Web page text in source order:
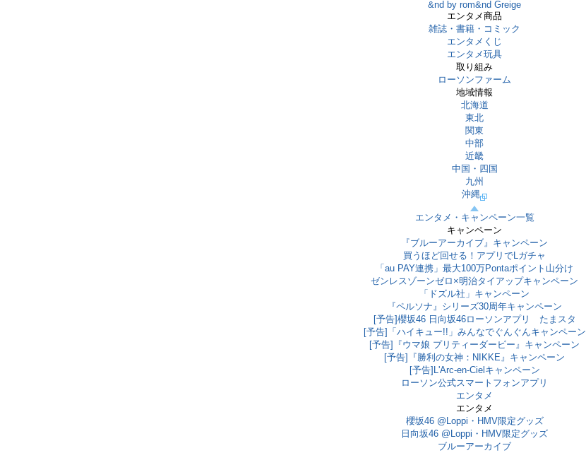
&nd by rom&nd Greige
エンタメ商品
雑誌・書籍・コミック
エンタメくじ
エンタメ玩具
取り組み
ローソンファーム
地域情報
北海道
東北
関東
中部
近畿
中国・四国
九州
沖縄
エンタメ・キャンペーン一覧
キャンペーン
『ブルーアーカイブ』キャンペーン
買うほど回せる！アプリでLガチャ
「au PAY連携」最大100万Pontaポイント山分け
ゼンレスゾーンゼロ×明治タイアップキャンペーン
「ドズル社」キャンペーン
『ペルソナ』シリーズ30周年キャンペーン
[予告]櫻坂46 日向坂46ローソンアプリ たまスタ
[予告]「ハイキュー!!」みんなでぐんぐんキャンペーン
[予告]『ウマ娘 プリティーダービー』キャンペーン
[予告]『勝利の女神：NIKKE』キャンペーン
[予告]L'Arc-en-Cielキャンペーン
ローソン公式スマートフォンアプリ
エンタメ
エンタメ
櫻坂46 @Loppi・HMV限定グッズ
日向坂46 @Loppi・HMV限定グッズ
ブルーアーカイブ